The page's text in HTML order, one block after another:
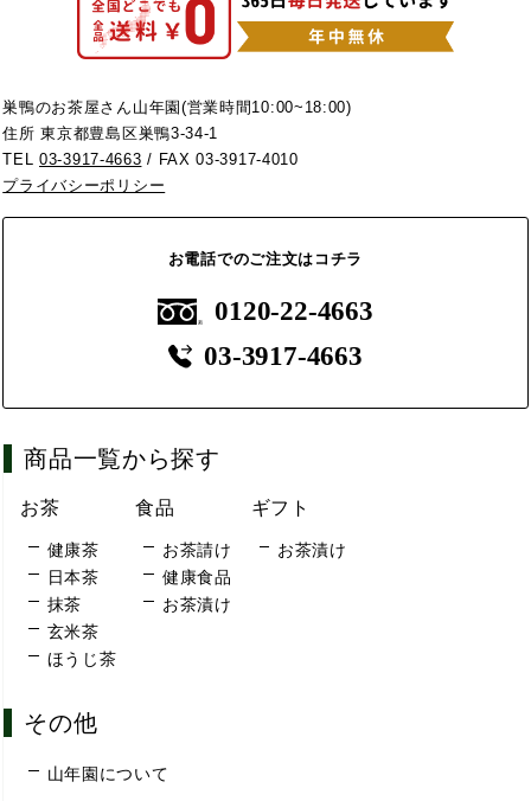
巣鴨のお茶屋さん山年園(営業時間10:00~18:00)
住所 東京都豊島区巣鴨3-34-1
TEL03-3917-4663 / FAX 03-3917-4010
プライバシーポリシー
お電話でのご注文はコチラ
0120-22-4663
03-3917-4663
商品一覧から探す
お茶
健康茶
日本茶
抹茶
玄米茶
ほうじ茶
食品
お茶請け
健康食品
お茶漬け
ギフト
お茶漬け
その他
山年園について